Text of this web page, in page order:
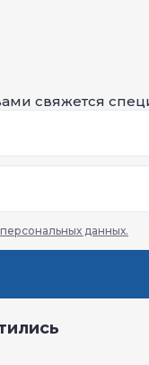
свяжется
данных.